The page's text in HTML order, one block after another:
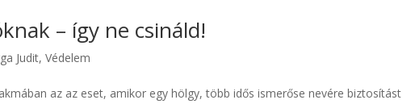
– így ne csináld!
Judit,Védelem
az az eset, amikor egy hölgy, több idős ismerőse nevére biztosítást